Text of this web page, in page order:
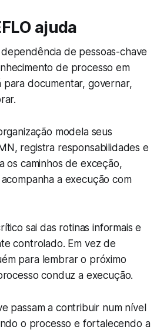
ajuda
de pessoas-chave
de processo em
documentar, governar,
modela seus
registra responsabilidades e
os caminhos de exceção,
a execução com
sai das rotinas informais e
controlado. Em vez de
para lembrar o próximo
conduz a execução.
passam a contribuir num nível
o processo e fortalecendo a